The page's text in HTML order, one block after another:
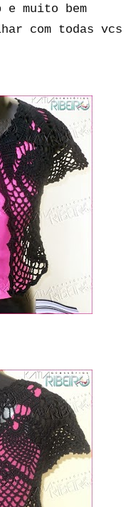
e muito bem
com todas vcs